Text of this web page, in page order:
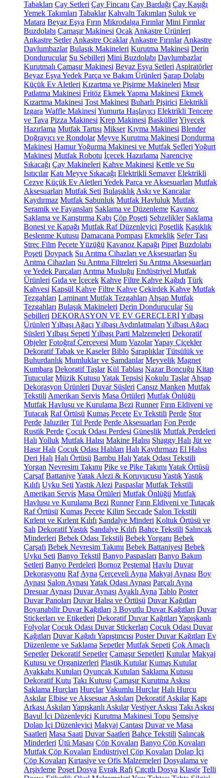
Tabakları Çay Setleri Çay Fincanı Çay Bardağı Çay Kaşığı
Yemek Takımları Tabaklar Kahvaltı Takımları Suluk ve
Matara Beyaz Eşya Fırın Mikrodalga Fırınlar Mini Fırınlar
Buzdolabı Çamaşır Makinesi Ocak Ankastre Ürünleri
Ankastre Setler Ankastre Ocaklar Ankastre Fırınlar Ankastre
Davlumbazlar Bulaşık Makineleri Kurutma Makinesi Derin
Dondurucular Su Sebilleri Mini Buzdolabı Davlumbazlar
Kurutmalı Çamaşır Makinesi Beyaz Eşya Setleri Aspiratörler
Beyaz Eşya Yedek Parça ve Bakım Ürünleri Şarap Dolabı
Küçük Ev Aletleri Kızartma ve Pişirme Makineleri Mısır
Patlatma Makinesi Fritöz Ekmek Yapma Makinesi Ekmek
Kızartma Makinesi Tost Makinesi Buharlı Pişirici Elektrikli
Izgara Waffle Makinesi Yumurta Haşlayıcı Elektrikli Tencere
ve Tava Pizza Makinesi Krep Makinesi BasküllerYiyecek
Hazırlama Mutfak Tartısı Mikser Kıyma Makinesi Blender
Doğrayıcı ve Rondolar Meyve Kurutma Makinesi Dondurma
Makinesi Hamur Yoğurma Makinesi ve Mutfak Şefleri Yoğurt
Makinesi Mutfak Robotu İçecek Hazırlama Narenciye
Sıkacağı Çay Makineleri Kahve Makinesi Kettle ve Su
Isıtıcılar Katı Meyve Sıkacağı Elektrikli Semaver Elektrikli
Cezve Küçük Ev Aletleri Yedek Parça ve Aksesuarları Mutfak
Aksesuarları Mutfak Seti Bulaşıklık Askı ve Kancalar
Kaydırmaz Mutfak Sabunluk Mutfak Havluluk Mutfak
Seramik ve Fayansları Saklama ve Düzenleme Kavanoz
Saklama ve Karıştırma Kabı Çöp Poşeti Sebzelikler Saklama
Bonesi ve Kapağı Mutfak Raf Düzenleyici Poşetlik Kaşıklık
Beslenme Kutusu Damacana Pompası Ekmeklik Sefer Tası
Streç Film Peçete Yüzüğü Kavanoz Kapağı Pipet Buzdolabı
Poşeti Doypack Su Arıtma Cihazları ve Aksesuarları Su
Arıtma Cihazları Su Arıtma Filtreleri Su Arıtma Aksesuarları
ve Yedek Parçaları Arıtma Musluğu Endüstriyel Mutfak
Ürünleri Gıda ve İçecek Kahve Filtre Kahve Kağıdı Türk
Kahvesi Kapsül Kahve Filtre Kahve Çekirdek Kahve Mutfak
Tezgahları Laminant Mutfak Tezgahları Ahşap Mutfak
Tezgahları Bulaşık Makineleri Derin Dondurucular Su
Sebilleri DEKORASYON VE EV GEREÇLERİYılbaşı
Ürünleri Yılbaşı Ağacı Yılbaşı Aydınlatmaları Yılbaşı Ağacı
Süsleri Yılbaşı Sepeti Yılbaşı Parti Malzemeleri Dekoratif
Objeler Fotoğraf Çerçevesi Mum VazolarYapay Çiçekler
Dekoratif Tabak ve Kaseler Biblo Şaraplıklar Tütsülük ve
Buhurdanlık Mumluklar ve Şamdanlar Meyvelik Magnet
Kumbara Dekoratif Taşlar Kül Tablası Nazar Boncuğu Kitap
Tutucular Müzik Kutusu Yatak Tepsisi Kokulu Taşlar Ahşap
Dekorasyon Ürünleri Duvar Süsleri Cansız Manken Mutfak
Tekstili Amerikan Servis Masa Örtüleri Mutfak Önlüğü
Mutfak Havlusu ve Kurulama Bezi Runner Fırın Eldiveni ve
Tutacak Raf Örtüsü Kumaş Peçete Ev Tekstili Perde Stor
Perde Jaluziler Tül Perde Perde Aksesuarları Fon Perde
Rustik Perde Çocuk Odası Perdesi Güneşlik Mutfak Perdeleri
Halı Yolluk Mutfak Halısı Makine Halısı Shaggy Halı Jüt ve
Hasır Halı Çocuk Odası Halıları Halı Kaydırmazı El Halısı
Deri Halı Halı Örtüsü Bambu Halı Yatak Odası Tekstili
Yorgan Nevresim Takımı Pike ve Pike Takımı Yatak Örtüsü
Çarşaf BattaniyeYatak Alezi & Koruyucusu YastıkYastık
Kılıfı Uyku Seti Yastık Alezi Paspaslar Mutfak Tekstili
Amerikan Servis Masa Örtüleri Mutfak Önlüğü Mutfak
Havlusu ve Kurulama Bezi Runner Fırın Eldiveni ve Tutacak
Raf Örtüsü Kumaş Peçete Kilim Seccade Salon Tekstili
Kırlent ve Kırlent Kılıfı Sandalye Minderi Koltuk Örtüsü ve
Şalı Dekoratif Yastık Sandalye Kılıfı Bahçe Tekstili Salıncak
Minderleri Bebek Odası Tekstili Bebek Yorganı Bebek
Çarşafı Bebek Nevresim Takımı Bebek Battaniyesi Bebek
Uyku Seti Banyo Tekstil Banyo Paspasları Banyo Bakım
Setleri Banyo Perdeleri Bornoz Peştemal Havlu Duvar
Dekorasyonu Raf Ayna Çerçeveli Ayna Makyaj Aynası Boy
Aynası Salon Aynası Yatak Odası Aynası Parçalı Ayna
Dresuar Aynası Duvar Aynası Ayaklı Ayna Tablo Poster
Duvar Panoları Duvar Halısı ve Örtüsü Duvar Kağıtları
Boyanabilir Duvar Kağıtları 3 Boyutlu Duvar Kağıtları Duvar
Stickerları ve Etiketleri Dekoratif Duvar Kağıtları Yapışkanlı
Folyolar Çocuk Odası Duvar Stickerları Çocuk Odası Duvar
Kağıtları Duvar Kağıdı Yapıştırıcısı Poster Duvar Kağıtları Ev
Düzenleme ve Saklama Sepetler Mutfak Sepeti Çok Amaçlı
Sepetler Dekoratif Sepetler Çamaşır Sepetleri Kutular Makyaj
Kutusu ve Organizerleri Plastik Kutular Kumaş Kutular
Ayakkabı Kutuları Oyuncak Kutuları Saklama Kutusu
Dekoratif Kutu Takı Kutusu Çamaşır Kurutma Askısı
Saklama Hurçları Hurçlar Vakumlu Hurçlar Halı Hurcu
Askılar Elbise ve Aksesuar Askıları Dekoratif Askılar Kapı
Arkası Askıları Yapışkanlı Askılar Vestiyer Askısı Takı Askısı
Bavul İçi Düzenleyici Kurutma Makinesi Topu Şemsiye
Dolap İçi Düzenleyici Makyaj Çantası Duvar ve Masa
Saatleri Masa Saati Duvar Saatleri Bahçe Tekstili Salıncak
Minderleri Ütü Masası Çöp Kovaları Banyo Çöp Kovaları
Mutfak Çöp Kovaları Endüstriyel Çöp Kovaları Dolap İçi
Çöp Kovaları Kırtasiye ve Ofis Malzemeleri Dosyalama ve
Arşivleme Poşet Dosya Evrak Rafı Çıtçıtlı Dosya Klasör Telli